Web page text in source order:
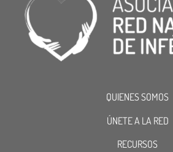
QUIENES SOMOS
ÚNETE A LA RED
RECURSOS